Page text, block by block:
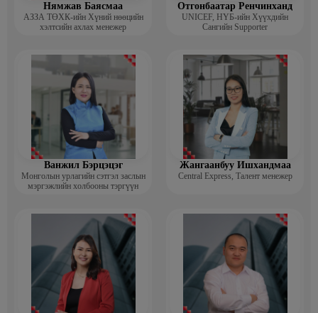
Нямжав Баясмаа
АЗЗА ТӨХК-ийн Хүний нөөцийн
хэлтсийн ахлах менежер
Отгонбаатар Ренчинханд
UNIСЕF, НҮБ-ийн Хүүхдийн
Сангийн Supporter
Ванжил Бэрцэцэг
Монголын урлагийн сэтгэл заслын
мэргэжлийн холбооны тэргүүн
Жангаанбуу Ишхандмаа
Central Express, Талент менежер